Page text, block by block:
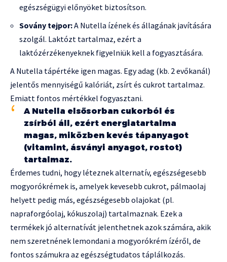
egészségügyi előnyöket biztosítson.
Sovány tejpor:A Nutella ízének és állagának javítására
szolgál. Laktózt tartalmaz, ezért a
laktózérzékenyeknek figyelniük kell a fogyasztására.
A Nutella tápértéke igen magas. Egy adag (kb. 2 evőkanál)
jelentős mennyiségű kalóriát, zsírt és cukrot tartalmaz.
Emiatt fontos mértékkel fogyasztani.
A Nutella elsősorban cukorból és
zsírból áll, ezért energiatartalma
magas, miközben kevés tápanyagot
(vitamint, ásványi anyagot, rostot)
tartalmaz.
Érdemes tudni, hogy léteznek alternatív, egészségesebb
mogyorókrémek is, amelyek kevesebb cukrot, pálmaolaj
helyett pedig más, egészségesebb olajokat (pl.
napraforgóolaj, kókuszolaj) tartalmaznak. Ezek a
termékek jó alternatívát jelenthetnek azok számára, akik
nem szeretnének lemondani a mogyorókrém ízéről, de
fontos számukra az egészségtudatos táplálkozás.